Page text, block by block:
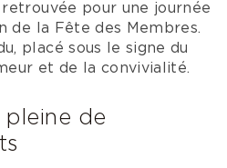
retrouvée pour une journée
de la Fête des Membres.
placé sous le signe du
et de la convivialité.
pleine de